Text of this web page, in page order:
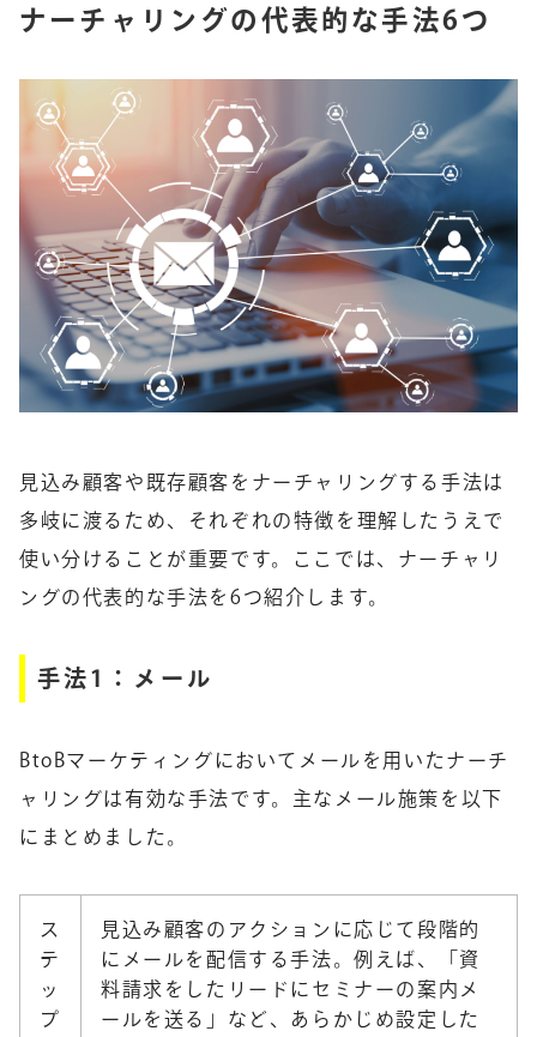
ナーチャリングの代表的な手法6つ
見込み顧客や既存顧客をナーチャリングする手法は
多岐に渡るため、それぞれの特徴を理解したうえで
使い分けることが重要です。ここでは、ナーチャリ
ングの代表的な手法を6つ紹介します。
手法1：メール
BtoBマーケティングにおいてメールを用いたナーチ
ャリングは有効な手法です。主なメール施策を以下
にまとめました。
ス
テ
ッ
プ
見込み顧客のアクションに応じて段階的
にメールを配信する手法。例えば、「資
料請求をしたリードにセミナーの案内メ
ールを送る」など、あらかじめ設定した